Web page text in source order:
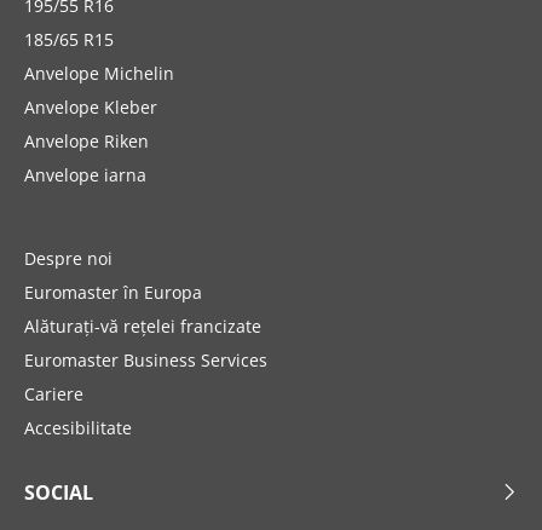
195/55 R16
185/65 R15
Anvelope Michelin
Anvelope Kleber
Anvelope Riken
Anvelope iarna
Despre noi
Euromaster în Europa
Alăturați-vă rețelei francizate
Euromaster Business Services
Cariere
Accesibilitate
SOCIAL